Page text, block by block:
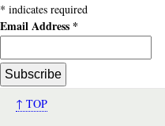
* indicates required
Email Address *
↑ TOP